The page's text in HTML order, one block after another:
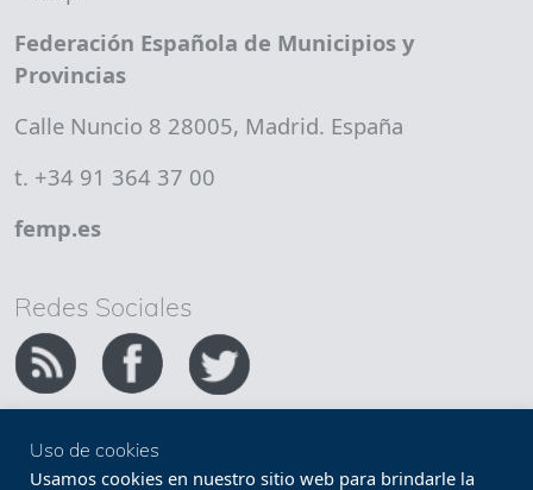
Federación Española de Municipios y
Provincias
Calle Nuncio 8 28005, Madrid. España
t. +34 91 364 37 00
femp.es
Redes Sociales
Copyright FEMP Accesibilidad
Uso de cookies
Usamos cookies en nuestro sitio web para brindarle la